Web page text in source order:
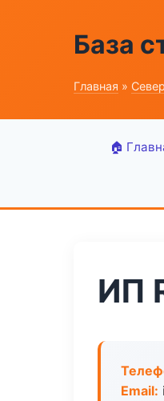
База
Главная »
🏠
ИП
Email: